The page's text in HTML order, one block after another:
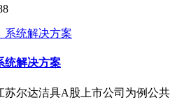
统解决方案
苏尔达洁具A股上市公司为例公共